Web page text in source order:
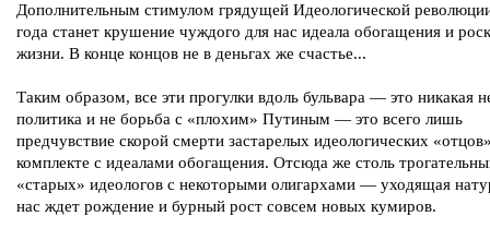
Дополнительным стимулом грядущей Идеологической
года станет крушение чуждого для нас идеала обогащения и
жизни. В конце концов не в деньгах же счастье...
Таким образом, все эти прогулки вдоль бульвара — это никакая
политика и не борьба с «плохим» Путиным — это всего лишь
предчувствие скорой смерти застарелых идеологических
комплекте с идеалами обогащения. Отсюда же столь
«старых» идеологов с некоторыми олигархами — уходящая
нас ждет рождение и бурный рост совсем новых кумиров.